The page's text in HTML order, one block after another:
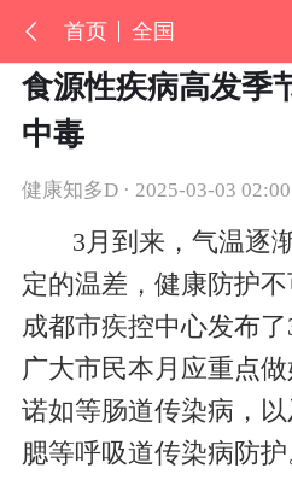
首页 全国
食源性疾病高发季
中毒
健康知多D · 2025-03-03 02:00
3月到来，气温逐渐
定的温差，健康防护不
成都市疾控中心发布
广大市民本月应重点做
诺如等肠道传染病，
腮等呼吸道传染病防